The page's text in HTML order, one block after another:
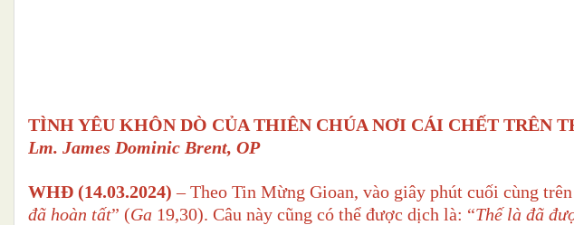
TÌNH YÊU KHÔN DÒ CỦA THIÊN CHÚA NƠI CÁI CHẾT TRÊN
Lm. James Dominic Brent, OP
WHĐ (14.03.2024) –Theo Tin Mừng Gioan, vào giây phút cuối cùng
đã hoàn tất” (Ga 19,30). Câu này cũng có thể được dịch là: “Thế là đã